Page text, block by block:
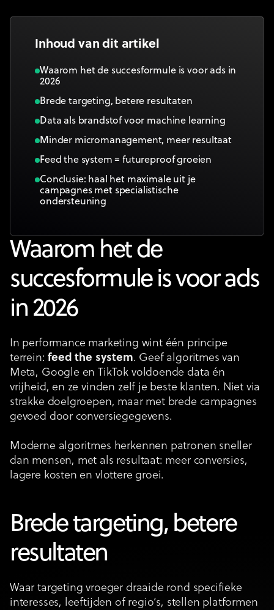
Waarom het de
succesformule is voor ads
in 2026
In performance marketing wint één principe
terrein:feed the system. Geef algoritmes van
Meta, Google en TikTok voldoende data én
vrijheid, en ze vinden zelf je beste klanten. Niet via
strakke doelgroepen, maar met brede campagnes
gevoed door conversiegegevens.
Moderne algoritmes herkennen patronen sneller
dan mensen, met als resultaat: meer conversies,
lagere kosten en vlottere groei.
Brede targeting, betere
resultaten
Waar targeting vroeger draaide rond specifieke
interesses, leeftijden of regio’s, stellen platformen
Inhoud van dit artikel
Waarom het de succesformule is voor ads in
2026
Brede targeting, betere resultaten
Data als brandstof voor machine learning
Minder micromanagement, meer resultaat
Feed the system = futureproof groeien
Conclusie: haal het maximale uit je
campagnes met specialistische
ondersteuning